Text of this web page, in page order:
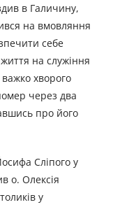
в Галичину,
на вмовляння
себе
на служіння
важко хворого
через два
про його
Сліпого у
о. Олексія
у